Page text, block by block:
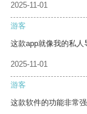
2025-11-01
游客
这款app就像我的私人
2025-11-01
游客
这款软件的功能非常